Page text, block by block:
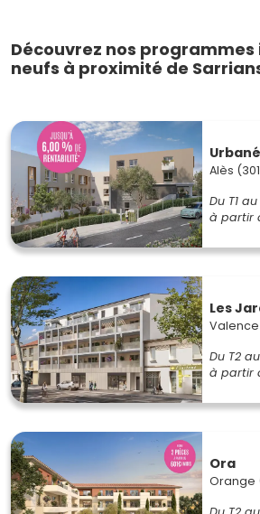
Découvrez nos
neufs à proximité de
Alès
Du T1 au
à partir
Les
Du T2
à partir
Ora
Orange